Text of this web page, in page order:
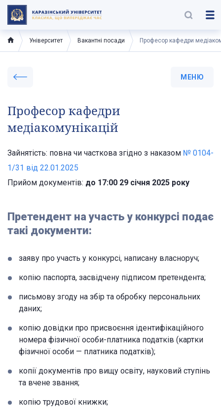
Університет Вакантні посади Професор кафедри
МЕНЮ
Професор кафедри
медіакомунікацій
Зайнятість: повна чи часткова згідно з наказом № 0104-
1/31 від 22.01.2025
Прийом документів: до 17:00 29 січня 2025 року
Претендент на участь у конкурсі подає
такі документи:
заяву про участь у конкурсі, написану власноруч;
копію паспорта, засвідчену підписом претендента;
письмову згоду на збір та обробку персональних
даних;
копію довідки про присвоєння ідентифікаційного
номера фізичної особи-платника податків (картки
фізичної особи — платника податків);
копії документів про вищу освіту, науковий ступінь
та вчене звання;
копію трудової книжки;